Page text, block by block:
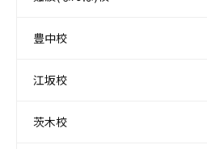
豊中校
江坂校
茨木校